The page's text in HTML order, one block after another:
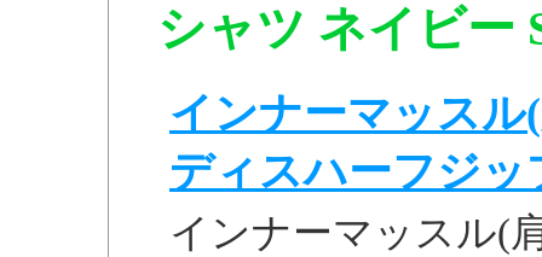
シャツ ネイビー
インナーマッス
ディスハーフジッ
インナーマッスル(